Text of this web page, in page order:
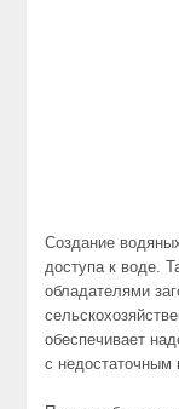
Создание
доступа к воде.
обладателями
обеспечивает
с недостаточным